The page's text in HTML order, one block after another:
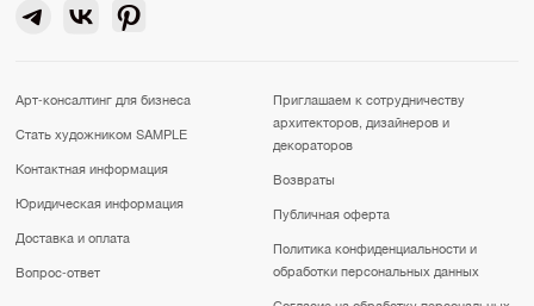
Арт-консалтинг для бизнеса
Стать художником SAMPLE
Контактная информация
Юридическая информация
Доставка и оплата
Вопрос-ответ
Приглашаем к сотрудничеству
архитекторов, дизайнеров и
декораторов
Возвраты
Публичная оферта
Политика конфиденциальности и
обработки персональных данных